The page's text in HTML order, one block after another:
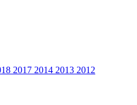
2017 2014 2013 2012